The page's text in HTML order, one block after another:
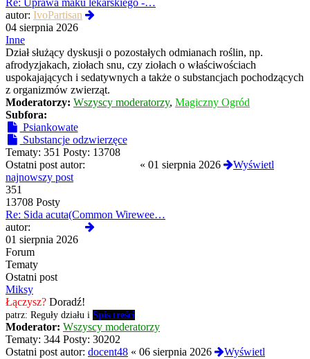
Re: Uprawa maku lekarskiego -…
autor: IvoPartisan
04 sierpnia 2026
Inne
Dział służący dyskusji o pozostałych odmianach roślin, np.
afrodyzjakach, ziołach snu, czy ziołach o właściwościach
uspokajających i sedatywnych a także o substancjach pochodzących
z organizmów zwierząt.
Moderatorzy: Wszyscy moderatorzy, Magiczny Ogród
Subfora:
Psiankowate
Substancje odzwierzęce
Tematy: 351 Posty: 13708
Ostatni post autor:
« 01 sierpnia 2026
Wyświetl
najnowszy post
351
13708 Posty
Re: Sida acuta(Common Wirewee…
autor:
01 sierpnia 2026
Forum
Tematy
Ostatni post
Miksy
Łączysz? Doradź!
patrz: Reguły działu i Spis treści
Moderator: Wszyscy moderatorzy
Tematy: 344 Posty: 30202
Ostatni post autor: docent48 « 06 sierpnia 2026
Wyświetl